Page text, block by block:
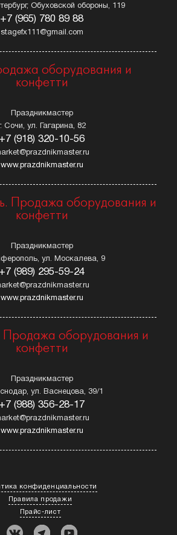
Обуховской обороны, 119
+7 (965) 780 89 88
stagefx111@gmail.com
оборудования и
конфетти
Праздникмастер
Сочи, ул. Гагарина, 82
+7 (918) 320-10-56
www.prazdnikmaster.ru
Продажа оборудования и
конфетти
Праздникмастер
ул. Москалева, 9
+7 (989) 295-59-24
www.prazdnikmaster.ru
Продажа оборудования и
конфетти
Праздникмастер
ул. Васнецова, 39/1
+7 (988) 356-28-17
www.prazdnikmaster.ru
конфиденциальности
Правила продажи
Прайс-лист